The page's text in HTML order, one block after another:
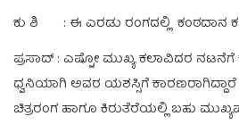
ಕು ಶಿ : ಈ ಎರಡು ರಂಗದಲ್ಲಿ ಕಂಠದಾನ
ಪ್ರಸಾದ್ : ಎಷ್ಟೋ ಮುಖ್ಯ ಕಲಾವಿದರ ನಟನೆಗೆ
ಧ್ವನಿಯಾಗಿ ಅವರ ಯಶಸ್ಸಿಗೆ
ಚಿತ್ರರಂಗ ಹಾಗೂ ಕಿರುತೆರೆಯಲ್ಲಿ ಬಹು